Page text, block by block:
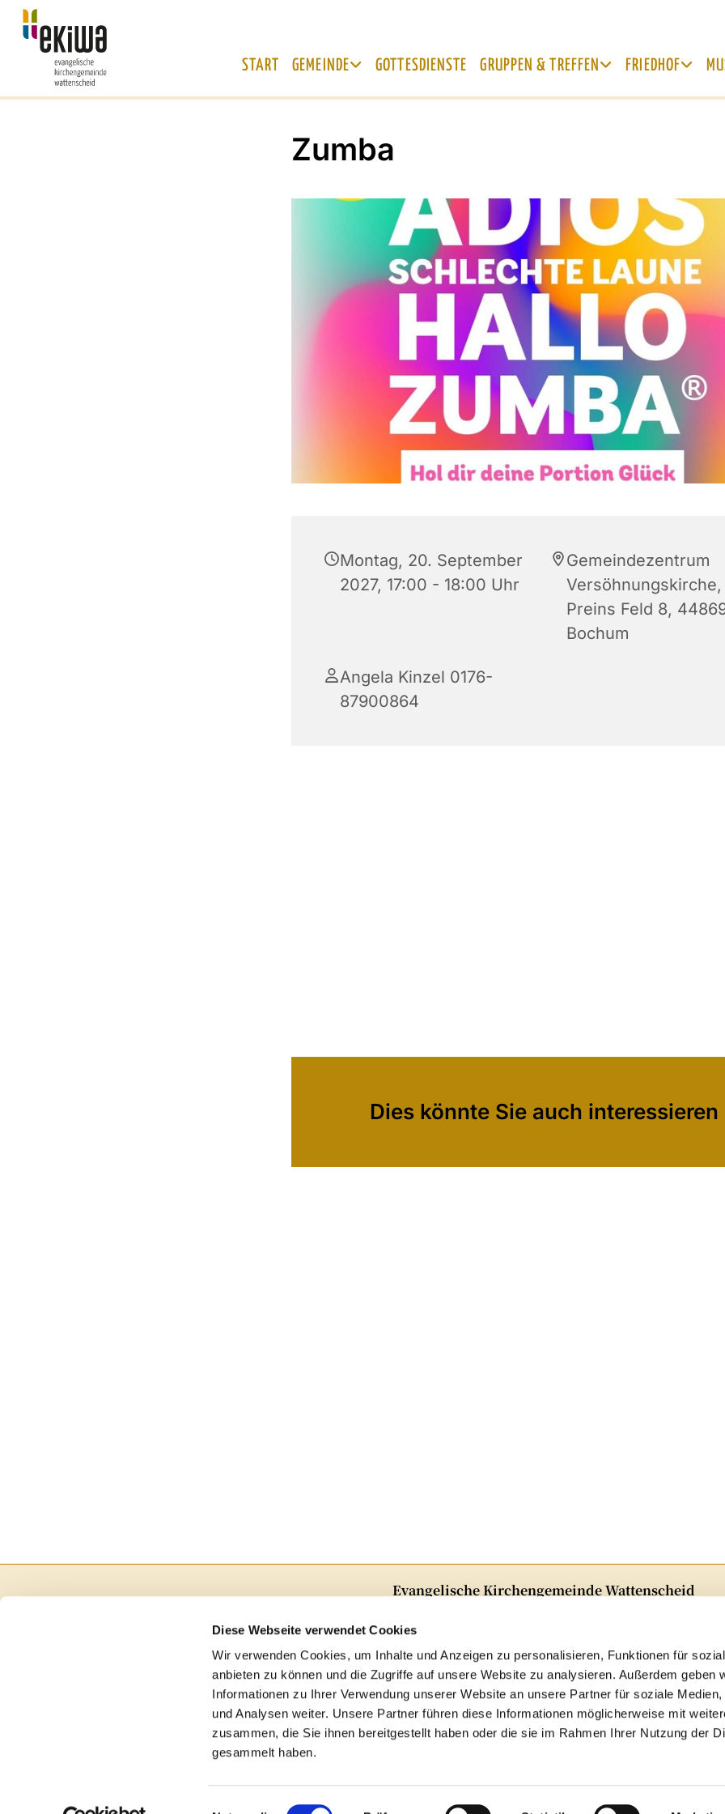
Diese Webseite verwendet Cookies
Wir verwenden Cookies, um Inhalte und Anzeigen zu personalisieren, Funktionen für
anbieten zu können und die Zugriffe auf unsere Website zu analysieren. Außerdem geben
Informationen zu Ihrer Verwendung unserer Website an unsere Partner für soziale Medien,
und Analysen weiter. Unsere Partner führen diese Informationen möglicherweise mit
zusammen, die Sie ihnen bereitgestellt haben oder die sie im Rahmen Ihrer Nutzung der
gesammelt haben.
Einwilligungsauswahl
START GEMEINDE GOTTESDIENSTE GRUPPEN & TREFFEN FRIEDHOF
Zumba
Montag, 20. September
2027, 17:00 - 18:00 Uhr
Gemeindezentrum
Versöhnungskirche,
Preins Feld 8,
Bochum
Angela Kinzel 0176-
87900864
Dies könnte Sie auch interessieren
Evangelische Kirchengemeinde Wattenscheid
E-Mail:
ge-kg-Wattenscheid@ekvw.de
 Folgen Sie uns auf Instagram!